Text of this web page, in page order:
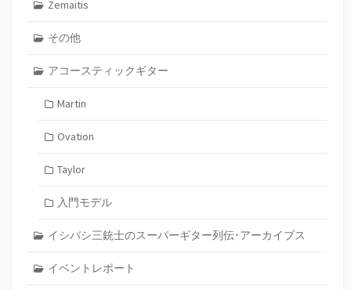
Zemaitis
その他
アコースティックギター
Martin
Ovation
Taylor
入門モデル
イシバシ三銃士のスーパーギター列伝･アーカイブス
イベントレポート